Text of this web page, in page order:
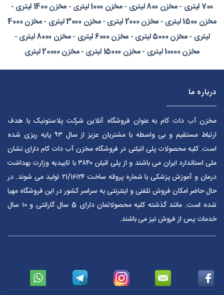
700 لیتری
-مخزن 800 لیتری -مخزن 1000 لیتری -مخزن 1400 لیتری
-
مخزن 1500 لیتری
-مخزن 2000 لیتری -مخزن 3000 لیتری -
مخزن 4000
لیتری-مخزن 5000 لیتری -مخزن 6000 لیتری -مخزن 8000 لیتری
-
مخزن 10000 لیتری
-مخزن 15000 لیتری -مخزن 20000 لیتری
درباره ما
مخزن آب دات کام به عنوان فروشگاه آنلاین شرکت پلاستونیک با هدف
ارتباط مستقیم و بی واسطه با مشتریان عزیز از سال ۹۳ پایه ریزی شده
است. کلیه محصولات پلی اتیلنی در فروشگاه مخزن آب دات کام دارای نشان
ملی استاندارد ایران می باشند و از پلی اتیلن ۳۸۴۰ با تاییدیه وزارت بهداشت
درمان و آموزش پزشکی با شماره پروانه ساخت ۲۱/۱۶۱۲۴ تولید می شوند. در
حال حاضر امکان فروش تلفنی و اینترنتی به سراسر کشور در این فروشگاه مهیا
شده است. مانند گذشته کلیه محصولاتمان دارای 5 سال گارانتی و ۱۰ سال
خدمات پس از فروش نیز می باشند.